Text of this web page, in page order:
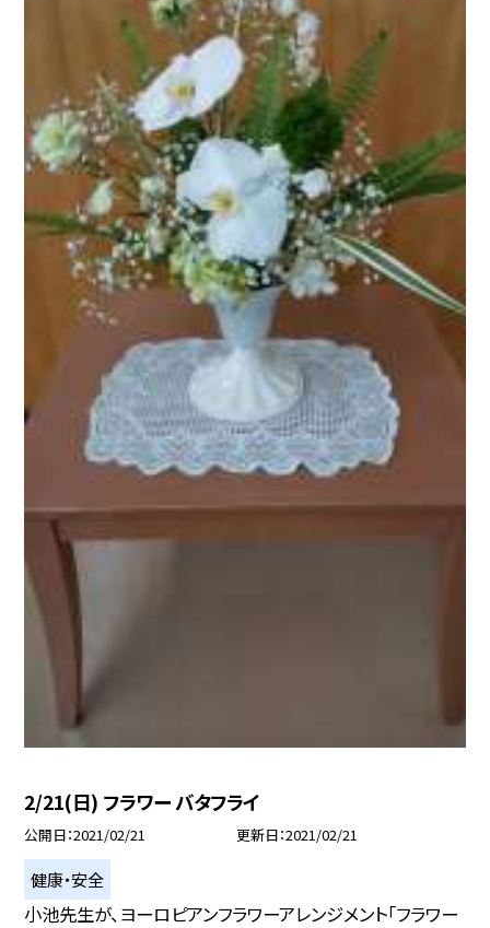
2/21(日) フラワー バタフライ
公開日 2021/02/21 更新日 2021/02/21
健康・安全
小池先生が、ヨーロピアンフラワーアレンジメント「フラワー